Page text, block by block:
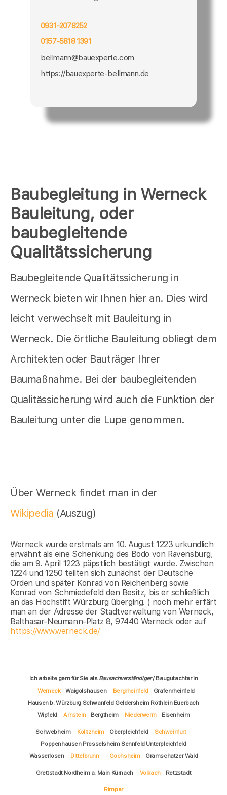
Baubegleitung in Werneck
Bauleitung, oder
baubegleitende
Qualitätssicherung
Baubegleitende Qualitätssicherung in
Werneck bieten wir Ihnen hier an. Dies wird
leicht verwechselt mit Bauleitung in
Werneck. Die örtliche Bauleitung obliegt dem
Architekten oder Bauträger Ihrer
Baumaßnahme. Bei der baubegleitenden
Qualitässicherung wird auch die Funktion der
Bauleitung unter die Lupe genommen.
Über Werneck findet man in der
Wikipedia (Auszug)
Werneck wurde erstmals am 10. August 1223 urkundlich
erwähnt als eine Schenkung des Bodo von Ravensburg,
die am 9. April 1223 päpstlich bestätigt wurde. Zwischen
1224 und 1250 teilten sich zunächst der Deutsche
Orden und später Konrad von Reichenberg sowie
Konrad von Schmiedefeld den Besitz, bis er schließlich
an das Hochstift Würzburg überging. ) noch mehr erfärt
man an der Adresse der Stadtverwaltung von Werneck,
Balthasar-Neumann-Platz 8, 97440 Werneck oder auf
https://www.werneck.de/
0931-2078252
0157-5818 1391
bellmann@bauexperte.com
https://bauexperte-bellmann.de
Ich arbeite gern für Sie als Bausachverständiger/ Baugutachter in
Werneck
Waigolshausen Bergrheinfeld
Grafenrheinfeld
Hausen b. Würzburg Schwanfeld Geldersheim Röthlein Euerbach
Wipfeld
Arnstein Bergtheim Niederwerrn Eisenheim
Schwebheim Kolitzheim Oberpleichfeld
Schweinfurt
Poppenhausen Prosselsheim Sennfeld Unterpleichfeld
Wasserlosen
Dittelbrunn Gochsheim Gramschatzer Wald
Grettstadt Nordheim a. Main Kürnach Volkach Retzstadt
Rimpar